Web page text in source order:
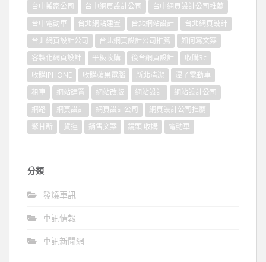
台中搬家公司
台中網頁設計公司
台中網頁設計公司推薦
台中電動車
台北網站建置 台北網站設計
台北網頁設計
台北網頁設計公司
台北網頁設計公司推薦
如何寫文案
客製化網頁設計
平板收購 後台網頁設計
收購3c
收購IPHONE
收購蘋果電腦 新北清潔
潭子電動車
租車
網站建置 網站改版 網站設計
網站設計公司
網路
網頁設計 網頁設計公司
網頁設計公司推薦
聚甘新
貨運 銷售文案 鏡頭 收購 電動車
分類
發燒車訊
車訊情報
車訊新聞網